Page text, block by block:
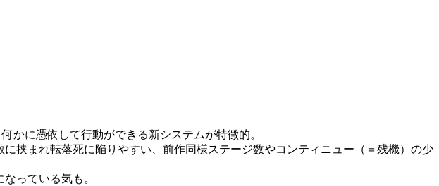
かに憑依して行動ができる新システムが特徴的。
挟まれ転落死に陥りやすい、前作同様ステージ数やコンティニュー（＝残機）の少
っている気も。